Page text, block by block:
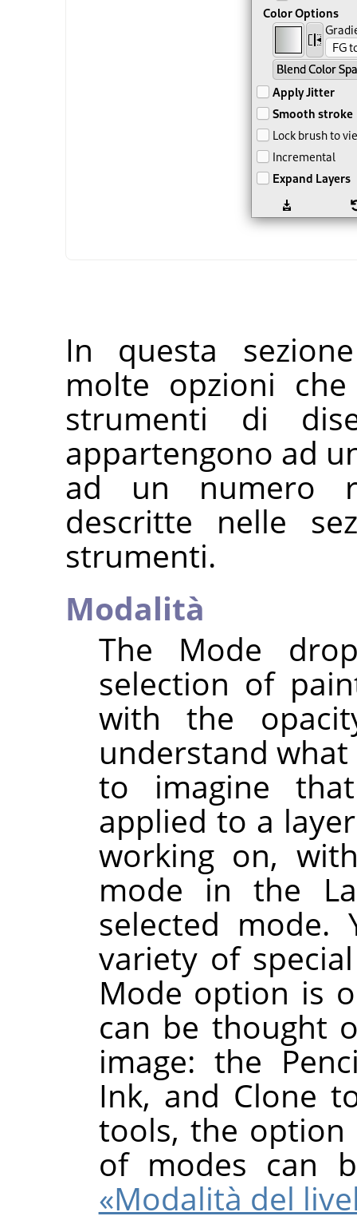
In questa
molte opzioni
strumenti di
appartengono ad
ad un numero
descritte nelle
strumenti.
Modalità
The Mode
selection of
with the
understand
to imagine
applied to a
working on,
mode in the
selected
variety of
Mode option is
can be thought
image: the
Ink, and Clone
tools, the option
of modes can
«Modalità del